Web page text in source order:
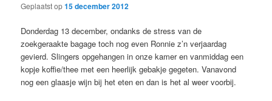
Geplaatst op15 december 2012
Donderdag 13 december, ondanks de stress van de
zoekgeraakte bagage toch nog even Ronnie z’n verjaardag
gevierd. Slingers opgehangen in onze kamer en vanmiddag een
kopje koffie/thee met een heerlijk gebakje gegeten. Vanavond
nog een glaasje wijn bij het eten en dan is het al weer voorbij.